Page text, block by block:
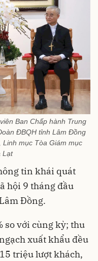
Ban Chấp hành Trung
ĐBQH tỉnh Lâm Đồng
mục Tòa Giám mục
Lạt
tin khái quát
hội 9 tháng đầu
Đồng.
so với cùng kỳ; thu
xuất khẩu đều
triệu lượt khách,